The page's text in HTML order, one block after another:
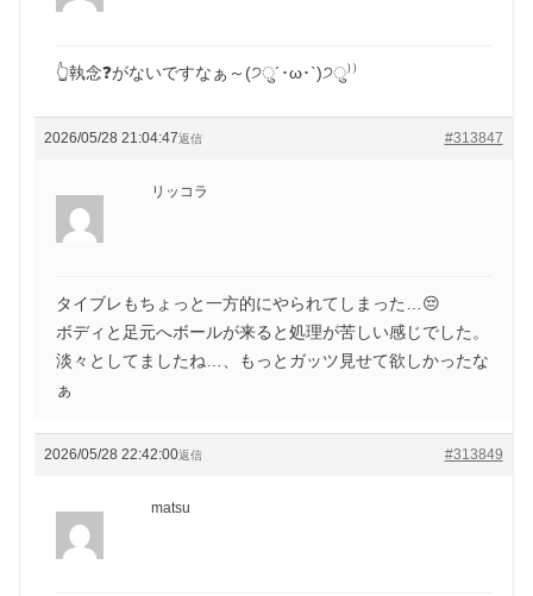
👆執念❓がないですなぁ～(੭ु´･ω･`)੭ु⁾⁾
2026/05/28 21:04:47 #313847
返信
リッコラ
タイブレもちょっと一方的にやられてしまった…😔
ボディと足元へボールが来ると処理が苦しい感じでした。
淡々としてましたね…、もっとガッツ見せて欲しかったな
ぁ
2026/05/28 22:42:00 #313849
返信
matsu